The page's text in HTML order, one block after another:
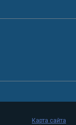
Карта сайта